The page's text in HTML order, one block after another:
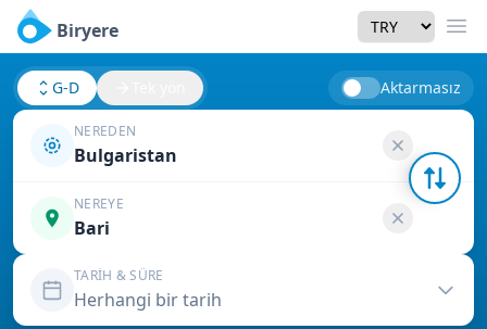
Biryere Currency
G-D Aktarmasız
NEREDEN
Bulgaristan
NEREYE
Bari
TARIH & SÜRE
Herhangi bir tarih